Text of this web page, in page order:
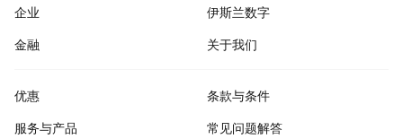
企业
伊斯兰数字
金融
关于我们
优惠
服务与产品
条款与条件
常见问题解答